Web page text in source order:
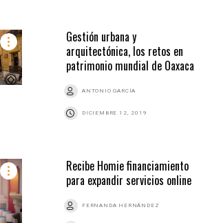
Gestión urbana y
arquitectónica, los retos en
patrimonio mundial de Oaxaca
ANTONIO GARCÍA
DICIEMBRE 12, 2019
Recibe Homie financiamiento
para expandir servicios online
FERNANDA HERNÁNDEZ